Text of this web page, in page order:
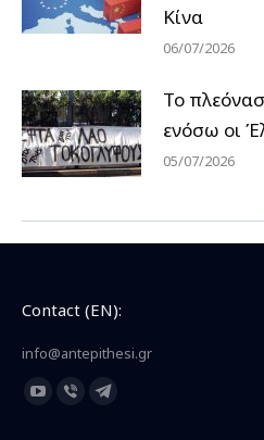
Κίνα
06/07/2026
Το
ενόσω οι
05/07/2026
Contact (EN):
info@antepithesi.gr
Find us on:
YouTubeViberTelegram